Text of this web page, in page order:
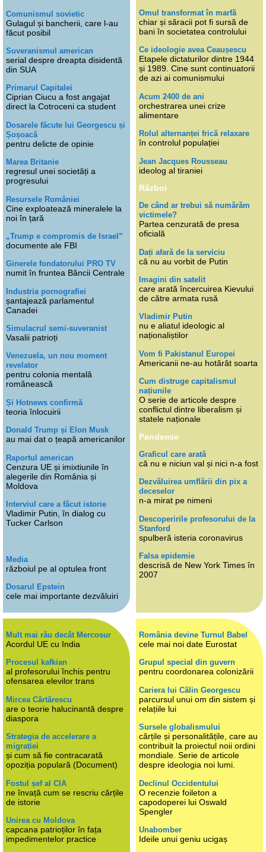
Comunismul sovietic
Gulagul și bancherii, care l-au
făcut posibil
Suveranismul american
serial despre dreapta disidentă
din SUA
Primarul Capitalei
Ciprian Ciucu a fost angajat
direct la Cotroceni ca student
Dosarele făcute lui Georgescu și
Șoșoacă
pentru delicte de opinie
Marea Britanie
regresul unei societăți a
progresului
Resursele României
Cine exploatează mineralele la
noi în țară
„Trump e compromis de Israel”
documente ale FBI
Ginerele fondatorului PRO TV
numit în fruntea Băncii Centrale
Industria pornografiei
șantajează parlamentul
Canadei
Simulacrul semi-suveranist
Vasalii patrioți
Venezuela, un nou moment
revelator
pentru colonia mentală
românească
Și Hotnews confirmă
teoria înlocuirii
Donald Trump și Elon Musk
au mai dat o țeapă americanilor
Raportul american
Cenzura UE și imixtiunile în
alegerile din România și
Moldova
Interviul care a făcut istorie
Vladimir Putin, în dialog cu
Tucker Carlson
Media
războiul pe al optulea front
Dosarul Epstein
cele mai importante dezvăluiri
Omul transformat în marfă
chiar și săracii pot fi sursă de
bani în societatea controlului
Ce ideologie avea Ceaușescu
Etapele dictaturilor dintre 1944
și 1989. Cine sunt continuatorii
de azi ai comunismului
Acum 2400 de ani
orchestrarea unei crize
alimentare
Rolul alternanței frică relaxare
în controlul populației
Jean Jacques Rousseau
ideolog al tiraniei
Război
De când ar trebui să numărăm
victimele?
Partea cenzurată de presa
oficială
Dați afară de la serviciu
că nu au vorbit de Putin
Imagini din satelit
care arată încercuirea Kievului
de către armata rusă
Vladimir Putin
nu e aliatul ideologic al
naționaliștilor
Vom fi Pakistanul Europei
Americanii ne-au hotărât soarta
Cum distruge capitalismul
națiunile
O serie de articole despre
conflictul dintre liberalism și
statele naționale
Pandemie
Graficul care arată
că nu e niciun val și nici n-a fost
Dezvăluirea umflării din pix a
deceselor
n-a mirat pe nimeni
Descoperirile profesorului de la
Stanford
spulberă isteria coronavirus
Falsa epidemie
descrisă de New York Times în
2007
Mult mai rău decât Mercosur
Acordul UE cu India
Procesul kafkian
al profesorului închis pentru
ofensarea elevilor trans
Mircea Cărtărescu
are o teorie halucinantă despre
diaspora
Strategia de accelerare a
migrației
și cum să fie contracarată
opoziția populară (Document)
Fostul șef al CIA
ne învață cum se rescriu cărțile
de istorie
Unirea cu Moldova
capcana patrioților în fața
impedimentelor practice
România devine Turnul Babel
cele mai noi date Eurostat
Grupul special din guvern
pentru coordonarea colonizării
Cariera lui Călin Georgescu
parcursul unui om din sistem și
relațiile lui
Sursele globalismului
cărțile și personalitățile, care au
contribuit la proiectul noii ordini
mondiale. Serie de articole
despre ideologia noi lumi.
Declinul Occidentului
O recenzie foileton a
capodoperei lui Oswald
Spengler
Unabomber
Ideile unui geniu ucigaș